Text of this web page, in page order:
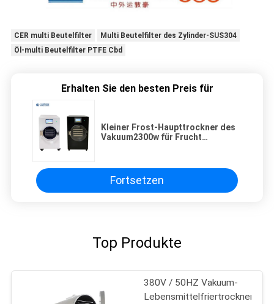
CER multi Beutelfilter
Multi Beutelfilter des Zylinder-SUS304
Öl-multi Beutelfilter PTFE Cbd
Erhalten Sie den besten Preis für
Kleiner Frost-Haupttrockner des
Vakuum2300w für Frucht
Fortsetzen
Top Produkte
380V / 50HZ Vakuum-
Lebensmittelfriertrockner